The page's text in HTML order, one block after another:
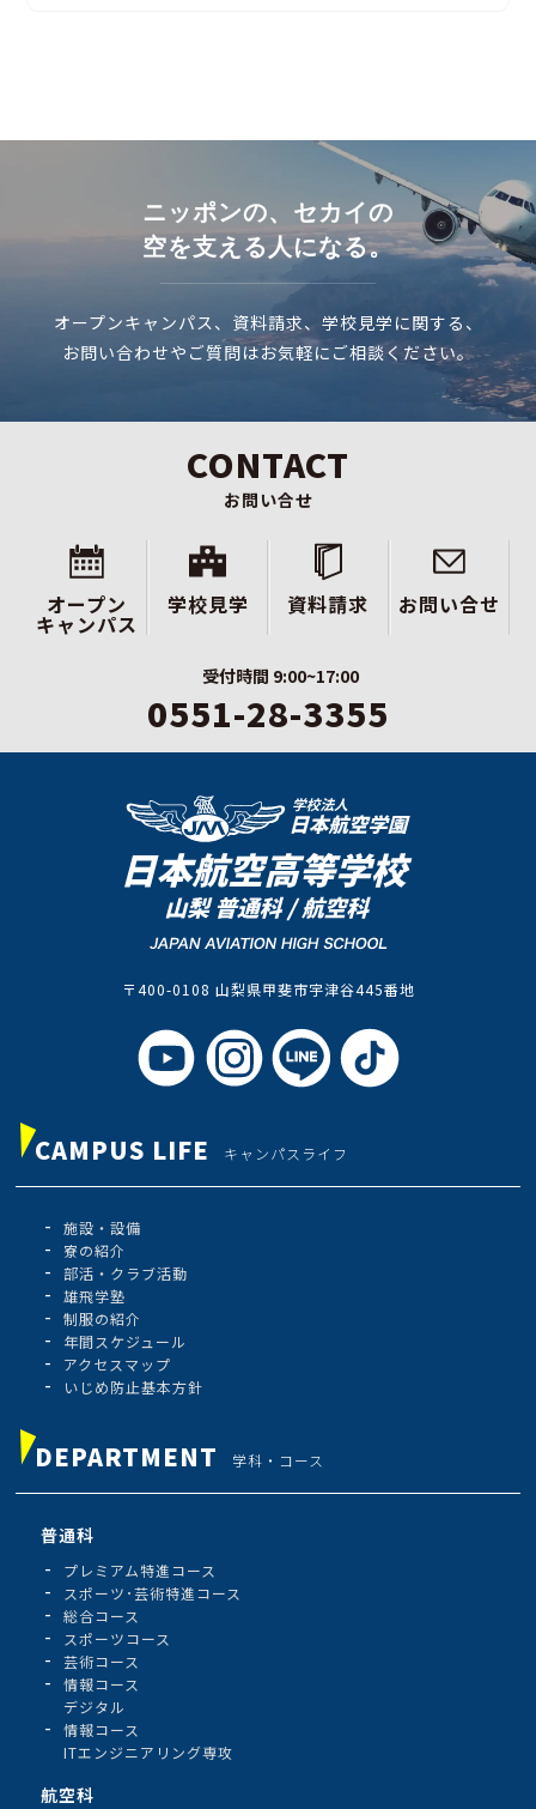
ニッポンの、セカイの
空を支える人になる。
オープンキャンパス、資料請求、学校見学に関する、
お問い合わせやご質問はお気軽にご相談ください。
CONTACT
お問い合せ
オープン
キャンパス
学校見学 資料請求 お問い合せ
受付時間 9:00~17:00
0551-28-3355
〒400-0108 山梨県甲斐市宇津谷445番地
CAMPUS LIFE キャンパスライフ
施設・設備
寮の紹介
部活・クラブ活動
雄飛学塾
制服の紹介
年間スケジュール
アクセスマップ
いじめ防止基本方針
DEPARTMENT 学科・コース
普通科
プレミアム特進コース
スポーツ･芸術特進コース
総合コース
スポーツコース
芸術コース
情報コース
デジタル
情報コース
ITエンジニアリング専攻
航空科